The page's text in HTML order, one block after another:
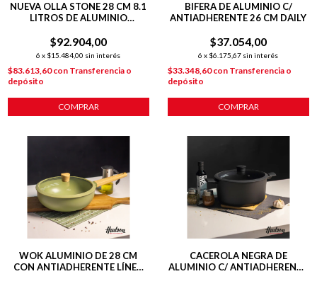
NUEVA OLLA STONE 28 CM 8.1
LITROS DE ALUMINIO
$92.904,00
6 x $15.484,00 sin interés
$83.613,60con Transferencia o
depósito
COMPRAR
BIFERA DE ALUMINIO C/
ANTIADHERENTE 26 CM DAILY
$37.054,00
6 x $6.175,67 sin interés
$33.348,60con Transferencia o
depósito
COMPRAR
WOK ALUMINIO DE 28 CM
CON ANTIADHERENTE LÍNEA
CACEROLA NEGRA DE
ALUMINIO C/ ANTIADHERENTE